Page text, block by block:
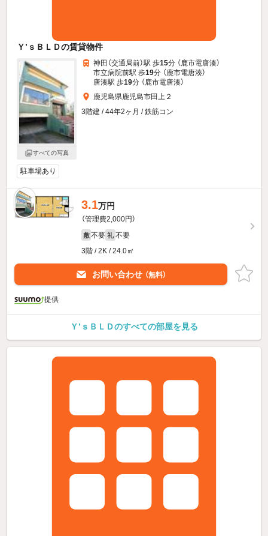
Ｙ’ｓＢＬＤの賃貸物件
すべての写真
神田（交通局前）駅 歩15分 （鹿市電唐湊）
市立病院前駅 歩19分 （鹿市電唐湊）
唐湊駅 歩19分 （鹿市電唐湊）
鹿児島県鹿児島市田上２
3階建 / 44年2ヶ月 / 鉄筋コン
駐車場あり
新着 3.1万円
（管理費2,000円）
敷 不要 礼 不要
3階 / 2K / 24.0㎡
お問い合わせ （無料）
提供
Ｙ’ｓＢＬＤのすべての部屋を見る